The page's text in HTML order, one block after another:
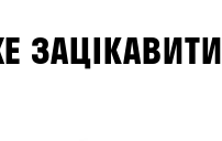
ЗАЦІКАВИТИ